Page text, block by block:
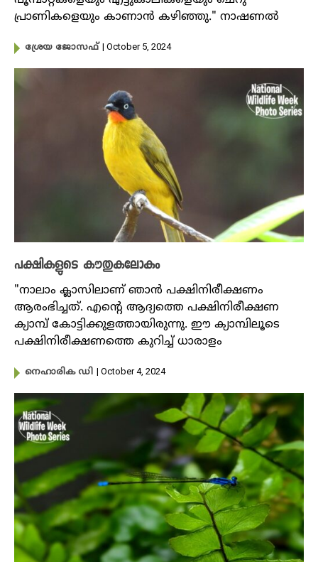
പ്രാണികളെയും കാണാൻ കഴിഞ്ഞു." നാഷണൽ
ശ്രേയ ജോസഫ് | October 5, 2024
പക്ഷികളുടെ കൗതുകലോകം
"നാലാം ക്ലാസിലാണ് ഞാൻ പക്ഷിനിരീക്ഷണം
ആരംഭിച്ചത്. എൻ്റെ ആദ്യത്തെ പക്ഷിനിരീക്ഷണ
ക്യാമ്പ് കോട്ടിക്കുളത്തായിരുന്നു. ഈ ക്യാമ്പിലൂടെ
പക്ഷിനിരീക്ഷണത്തെ കുറിച്ച് ധാരാളം
നെഹാരിക ഡി | October 4, 2024